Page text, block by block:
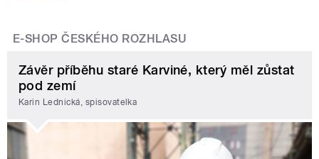
E-SHOP ČESKÉHO ROZHLASU
Závěr příběhu staré Karviné, který měl zůstat
pod zemí
Karin Lednická, spisovatelka